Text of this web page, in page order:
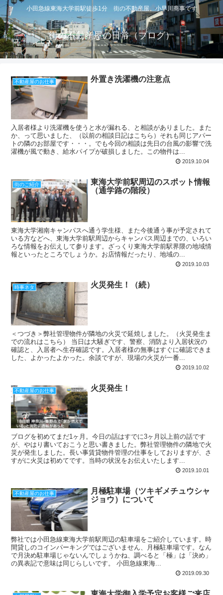
小田急線東海大学前駅徒歩1分 街の不動産屋 小早川商事です
街の不動産屋の日常（ブログ）
不動産屋のお仕事 外置き洗濯機の注意点
入居者様より洗濯機を使うと水が漏れる、と相談がありました。また
か、って思いました、（以前の相談日記はこちら）それも同じアパー
トの隣のお部屋です・・・。でも今回の相談は先日の台風の影響で洗
濯機が風で動き、給水パイプが破損しました。この物件は...
2019.10.04
街のご紹介
東海大学前駅周辺のスポット情報
（通学路の階段）
東海大学湘南キャンパスへ通う学生様、また今後通う事が予定されて
いる方などへ、東海大学前駅周辺からキャンパス周辺までの、いろい
ろな情報をお伝えして参ります。ざっくり東海大学前駅界隈の地域情
報といったところでしょうか。お店情報だったり、地域の...
2019.10.03
時事ネタ 火災発生！（続）
＜つづき＞弊社管理物件が隣地の火災で延焼しました。（火災発生ま
での流れはこちら） 当日は大騒ぎです、警察、消防より入居状況の
確認と、入居者へ生存確認です。入居者様の無事はすぐに確認できま
した、よかったよかった。余談ですが、現場の火災が一番...
2019.10.02
不動産屋のお仕事 火災発生！
ブログを初めてまだ1ヶ月。今日の話はすでに3ヶ月以上前の話です
が、やはり書いておこうと思い書きました。弊社管理物件の隣地で火
災が発生しました。長い事賃貸物件管理の仕事をしておりますが、さ
すがに火災は初めてです。当時の状況をお伝えいたします...
2019.10.01
不動産屋のお仕事
月極駐車場（ツキギメチュウシャ
ジョウ）について
弊社では小田急線東海大学前駅周辺の駐車場をご紹介しています。時
間貸しのコインパーキングではございません、月極駐車場です。なん
で月決め駐車場じゃないんでしょうかね、調べると「極」は「決め」
の異表記で意味は同じらしいです。 小田急線東海...
2019.09.30